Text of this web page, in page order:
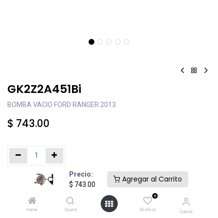
Precio:
$ 743.00
Agregar al Carrito
Home Search
0
Wishlist Cuenta
GK2Z2A451Bi
BOMBA VACIO FORD RANGER 2013
$ 743.00
Añadir al carrito Comprar ahora
Agregar a la lista de deseos